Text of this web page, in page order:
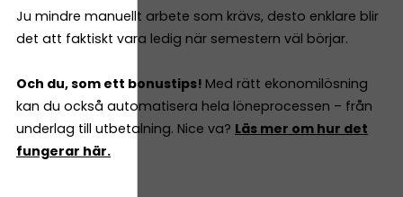
Ju mindre manuellt arbete som krävs, desto enklare blir
det att faktiskt vara ledig när semestern väl börjar.
Och du, som ett bonustips! Med rätt ekonomilösning
kan du också automatisera hela löneprocessen – från
underlag till utbetalning. Nice va? Läs mer om hur det
fungerar här.